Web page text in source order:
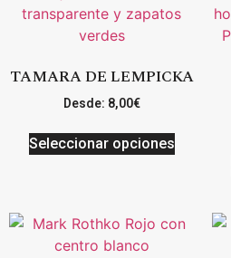
TAMARA DE LEMPICKA
Desde: 8,00€
Seleccionar opciones